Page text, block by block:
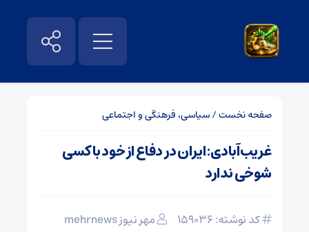
صفحه نخست/سیاسی، فرهنگی و اجتماعی
غریب‌آبادی: ایران در دفاع از خود با کسی
شوخی ندارد
کد نوشته: 159036
مهر نیوز mehrnews